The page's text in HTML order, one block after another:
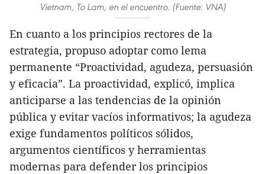
Vietnam, To Lam, en el encuentro. (Fuente: VNA)
En cuanto a los principios rectores de la
estrategia, propuso adoptar como lema
permanente “Proactividad, agudeza, persuasión
y eficacia”. La proactividad, explicó, implica
anticiparse a las tendencias de la opinión
pública y evitar vacíos informativos; la agudeza
exige fundamentos políticos sólidos,
argumentos científicos y herramientas
modernas para defender los principios